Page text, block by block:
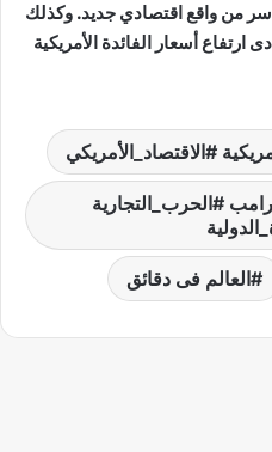
من واقع اقتصادي جديد. وكذلك
ارتفاع أسعار الفائدة الأمريكية
#الاقتصاد_الأمريكي
#الحرب_التجارية
العالم فى دقائق